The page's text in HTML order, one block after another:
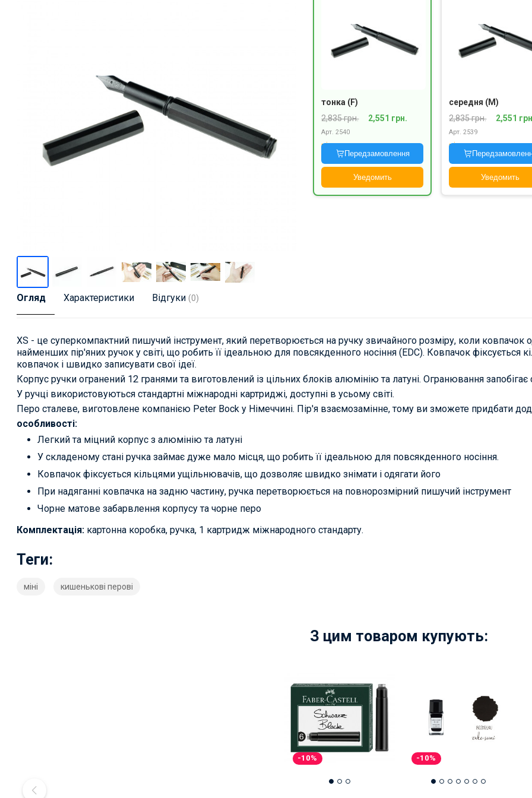
тонка (F)
2,835 грн.
2,551 грн.
Арт. 2540
під замовлення
Передзамовлення
Уведомить
середня (M)
2,835 грн.
2,551
Арт. 2539
під замовлення
Уведомить
Огляд Характеристики Відгуки (0)
XS - це суперкомпактний пишучий інструмент, який перетворюється на ручку звичайного розміру, коли ковпачок
найменших пір'яних ручок у світі, що робить її ідеальною для повсякденного носіння (EDC). Ковпачок
ковпачок і швидко записувати свої ідеї.
Корпус ручки огранений 12 гранями та виготовлений із цільних блоків алюмінію та латуні. Огранювання
У ручці використовуються стандартні міжнародні картриджі, доступні в усьому світі.
Перо сталеве, виготовлене компанією Peter Bock у Німеччині. Пір'я взаємозамінне, тому ви зможете придбати
особливості:
Легкий та міцний корпус з алюмінію та латуні
У складеному стані ручка займає дуже мало місця, що робить її ідеальною для повсякденного носіння.
Ковпачок фіксується кільцями ущільнювачів, що дозволяє швидко знімати і одягати його
При надяганні ковпачка на задню частину, ручка перетворюється на повнорозмірний пишучий інструмент
Чорне матове забарвлення корпусу та чорне перо
Комплектація: картонна коробка, ручка, 1 картридж міжнародного стандарту.
Теги:
міні кишенькові перові
З цим товаром купують:
-10% -10%